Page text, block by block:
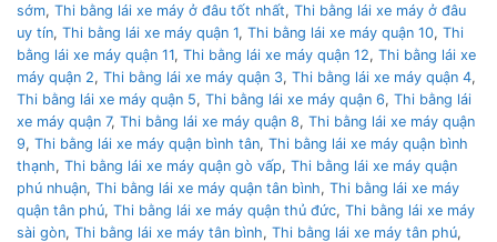
sớm, Thi bằng lái xe máy ở đâu tốt nhất, Thi bằng lái xe máy ở đâu
uy tín, Thi bằng lái xe máy quận 1, Thi bằng lái xe máy quận 10, Thi
bằng lái xe máy quận 11, Thi bằng lái xe máy quận 12, Thi bằng lái xe
máy quận 2, Thi bằng lái xe máy quận 3, Thi bằng lái xe máy quận 4,
Thi bằng lái xe máy quận 5, Thi bằng lái xe máy quận 6, Thi bằng lái
xe máy quận 7, Thi bằng lái xe máy quận 8, Thi bằng lái xe máy quận
9, Thi bằng lái xe máy quận bình tân, Thi bằng lái xe máy quận bình
thạnh, Thi bằng lái xe máy quận gò vấp, Thi bằng lái xe máy quận
phú nhuận, Thi bằng lái xe máy quận tân bình, Thi bằng lái xe máy
quận tân phú, Thi bằng lái xe máy quận thủ đức, Thi bằng lái xe máy
sài gòn, Thi bằng lái xe máy tân bình, Thi bằng lái xe máy tân phú,